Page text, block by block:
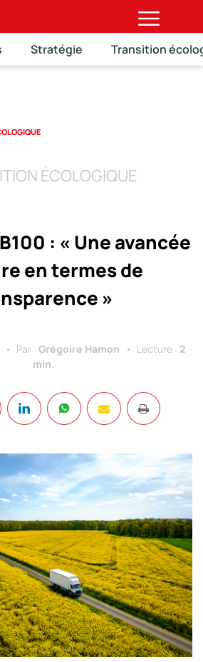
Stratégie Transition
ÉCOLOGIQUE
: « Une avancée
en termes de
»
Par : Grégoire Hamon Lecture : 2
min.